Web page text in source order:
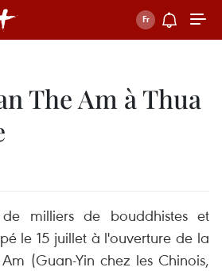
The Am à Thua
de milliers de bouddhistes et
le 15 juillet à l'ouverture de la
(Guan-Yin chez les Chinois,